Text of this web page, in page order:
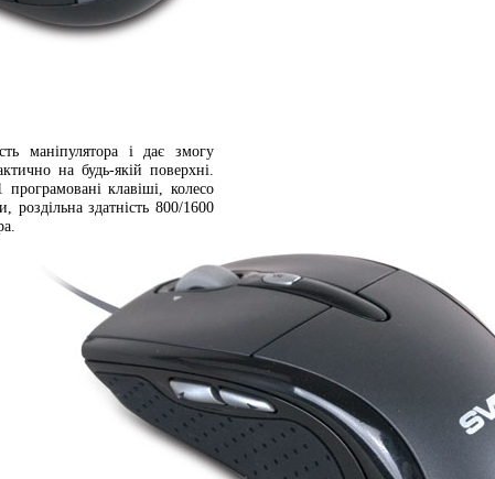
маніпулятора і дає змогу
на будь-якій поверхні.
клавіші, колесо
роздільна здатність 800/1600